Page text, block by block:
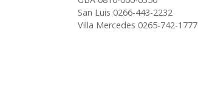
San Luis 0266-443-2232
Villa Mercedes 0265-742-1777